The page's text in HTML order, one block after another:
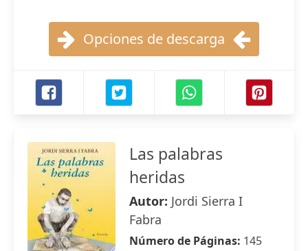
Opciones de descarga
Las palabras
heridas
Autor: Jordi Sierra I
Fabra
Número de Páginas: 145